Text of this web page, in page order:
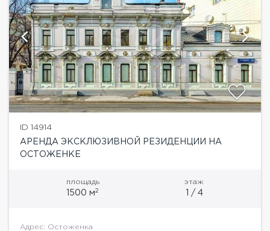
ID 14914
АРЕНДА ЭКСКЛЮЗИВНОЙ РЕЗИДЕНЦИИ НА
ОСТОЖЕНКЕ
площадь
1500 м2
этаж
1 / 4
Адрес: Остоженка